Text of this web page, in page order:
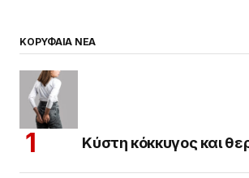
ΚΟΡΥΦΑΙΑ ΝΕΑ
Κύστη κόκκυγος και